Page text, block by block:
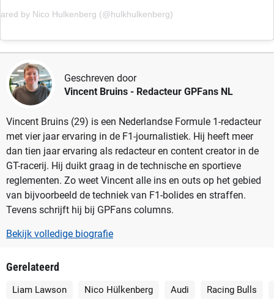
by Nico Hulkenberg (@hulkhulkenberg)
Geschreven door
Vincent Bruins - Redacteur GPFans NL
Vincent Bruins (29) is een Nederlandse Formule 1-redacteur
met vier jaar ervaring in de F1-journalistiek. Hij heeft meer
dan tien jaar ervaring als redacteur en content creator in de
GT-racerij. Hij duikt graag in de technische en sportieve
reglementen. Zo weet Vincent alle ins en outs op het gebied
van bijvoorbeeld de techniek van F1-bolides en straffen.
Tevens schrijft hij bij GPFans columns.
Bekijk volledige biografie
Gerelateerd
Liam Lawson Nico Hülkenberg Audi Racing Bulls